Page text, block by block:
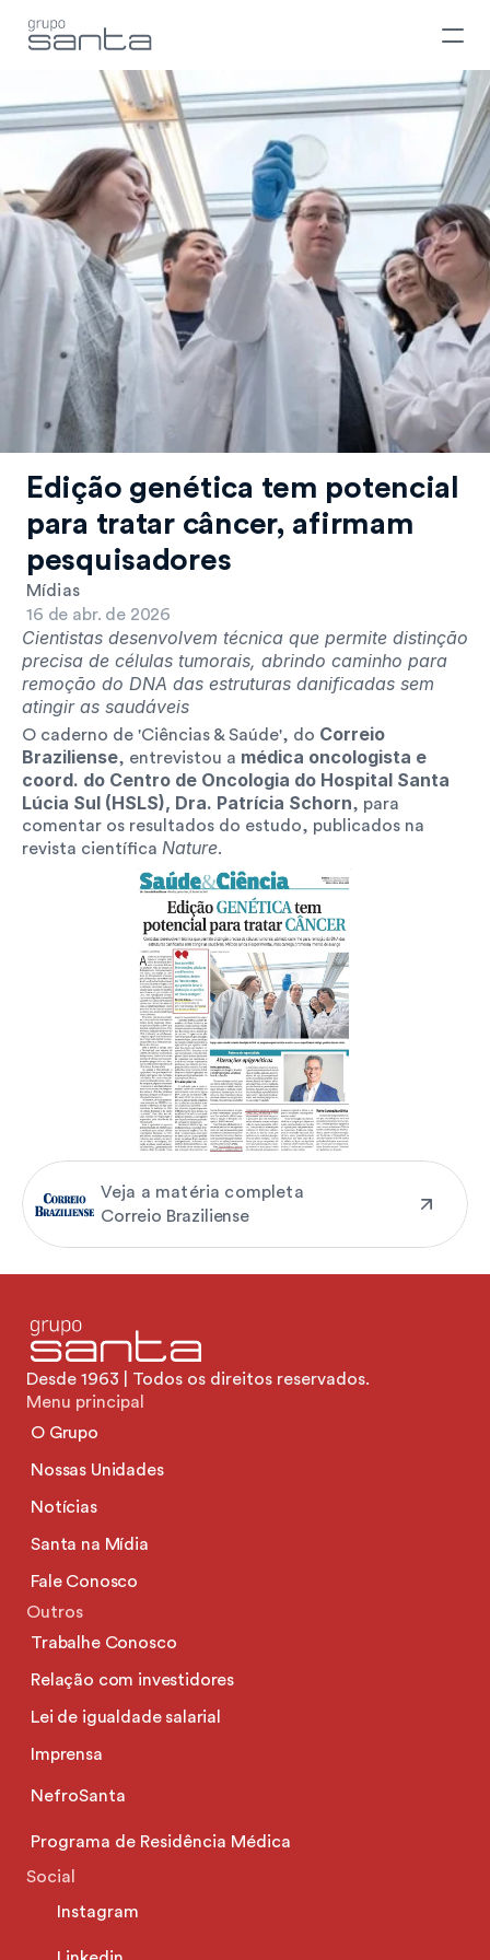
Edição genética tem potencial
para tratar câncer, afirmam
pesquisadores
Mídias
16 de abr. de 2026
Cientistas desenvolvem técnica que permite distinção
precisa de células tumorais, abrindo caminho para
remoção do DNA das estruturas danificadas sem
atingir as saudáveis
O caderno de 'Ciências & Saúde', do Correio
Braziliense, entrevistou a médica oncologista e
coord. do Centro de Oncologia do Hospital Santa
Lúcia Sul (HSLS), Dra. Patrícia Schorn, para
comentar os resultados do estudo, publicados na
revista científica Nature.
Veja a matéria completa
Correio Braziliense
Desde 1963 | Todos os direitos reservados.
Menu principal
O Grupo
Nossas Unidades
Notícias
Santa na Mídia
Fale Conosco
Outros
Trabalhe Conosco
Relação com investidores
Lei de igualdade salarial
Imprensa
NefroSanta
Programa de Residência Médica
Social
Instagram